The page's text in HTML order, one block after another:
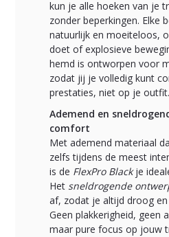
kun je alle hoeken van je
zonder beperkingen. Elke
natuurlijk en moeiteloos,
doet of explosieve
hemd is ontworpen voor
zodat jij je volledig kunt
prestaties, niet op je outfit.
Ademend en
comfort
Met ademend materiaal
zelfs tijdens de meest
is de FlexPro Blackje
Het sneldrogende
af, zodat je altijd droog
Geen plakkerigheid, geen
maar pure focus op jouw